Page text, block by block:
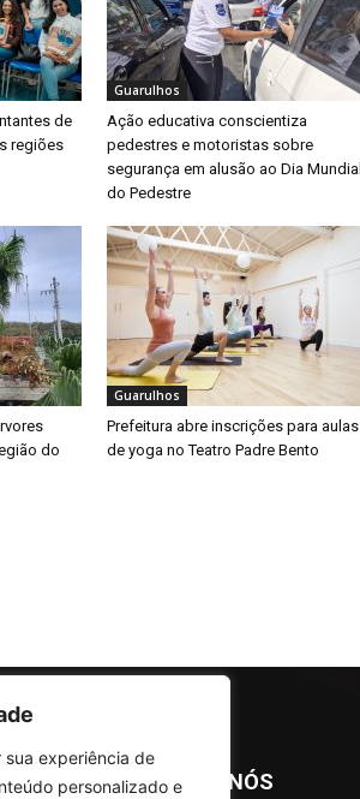
sua experiência de
personalizado e
de
regiões
Guarulhos
Ação educativa conscientiza
pedestres e motoristas sobre
segurança em alusão ao Dia Mundial
do Pedestre
do
Guarulhos
Prefeitura abre inscrições para aulas
de yoga no Teatro Padre Bento
SOBRE NÓS